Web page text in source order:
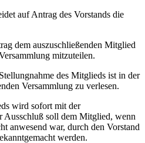
auf Antrag des Vorstands die
dem auszuschließenden Mitglied
mitzuteilen.
des Mitglieds ist in der
Versammlung zu verlesen.
wird sofort mit der
Ausschluß soll dem Mitglied, wenn
anwesend war, durch den Vorstand
werden.